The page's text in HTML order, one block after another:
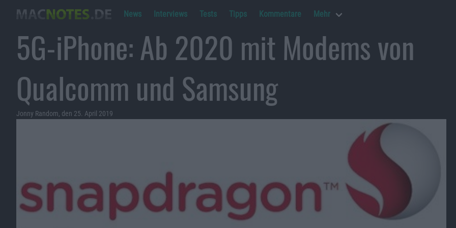
News Interviews Tests Tipps Kommentare Mehr
5G-iPhone: Ab 2020 mit Modems von
Qualcomm und Samsung
Jonny Random, den 25. April 2019